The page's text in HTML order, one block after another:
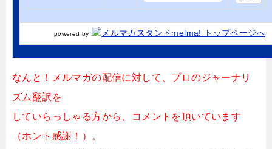
powered by
なんと！メルマガの配信に対して、プロのジャーナリ
ズム翻訳を
していらっしゃる方から、コメントを頂いています
（ホント感謝！）。